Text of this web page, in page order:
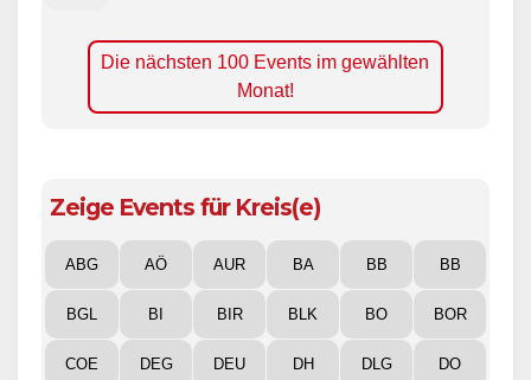
Die nächsten 100 Events im gewählten
Monat!
Zeige Events für Kreis(e)
ABG AÖ AUR BA BB BB
BGL BI BIR BLK BO BOR
COE DEG DEU DH DLG DO